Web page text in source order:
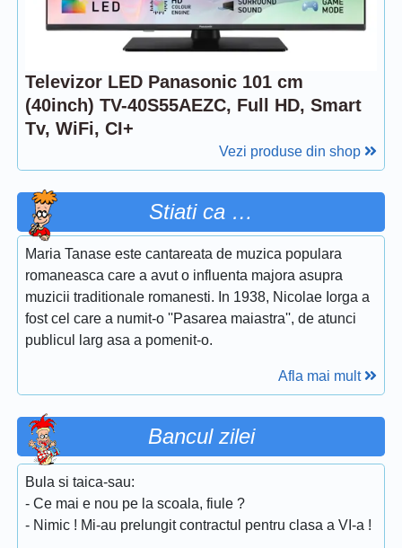
Televizor LED Panasonic 101 cm
(40inch) TV-40S55AEZC, Full HD, Smart
Tv, WiFi, CI+
Vezi produse din shop
Stiati ca …
Maria Tanase este cantareata de muzica populara
romaneasca care a avut o influenta majora asupra
muzicii traditionale romanesti. In 1938, Nicolae Iorga a
fost cel care a numit-o ''Pasarea maiastra'', de atunci
publicul larg asa a pomenit-o.
Afla mai mult
Bancul zilei
Bula si taica-sau:
- Ce mai e nou pe la scoala, fiule ?
- Nimic ! Mi-au prelungit contractul pentru clasa a VI-a !